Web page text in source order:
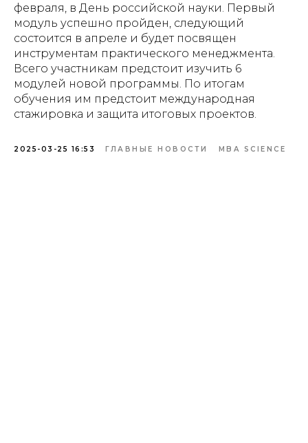
февраля, в День российской науки. Первый
модуль успешно пройден, следующий
состоится в апреле и будет посвящен
инструментам практического менеджмента.
Всего участникам предстоит изучить 6
модулей новой программы. По итогам
обучения им предстоит международная
стажировка и защита итоговых проектов.
2025-03-25 16:53 ГЛАВНЫЕ НОВОСТИ MBA SCIENCE